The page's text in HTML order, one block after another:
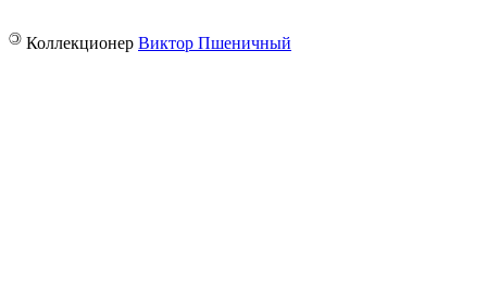
© Коллекционер Виктор Пшеничный